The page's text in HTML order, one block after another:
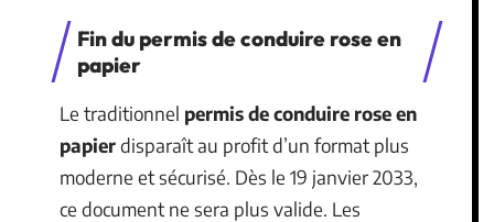
Fin du permis de conduire rose en
papier
Le traditionnel permis de conduire rose en
papierdisparaît au profit d’un format plus
moderne et sécurisé. Dès le 19 janvier 2033,
ce document ne sera plus valide. Les